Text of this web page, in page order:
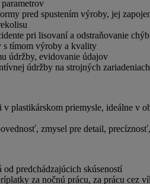
pred spustením výroby, jej
pri lisovaní a odstraňovanie chýb
s tímom výroby a kvality
údržby, evidovanie údajov
údržby na strojných zariadeniach
v plastikárskom priemysle, ideálne v
zmysel pre detail,
predchádzajúcich skúseností
za nočnú prácu, za prácu cez